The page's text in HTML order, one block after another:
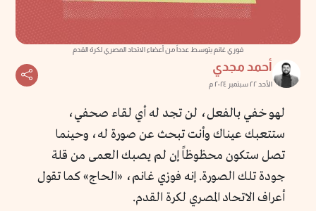
فوزي غانم يتوسط عدداً من أعضاء الاتحاد المصري لكرة القدم
أحمد مجدي
الأحد ٢٢ سبتمبر ٢٠٢٤ م
لهو خفي بالفعل، لن تجد له أي لقاء صحفي،
ستتعبك عيناك وأنت تبحث عن صورة له، وحينما
تصل ستكون محظوظاً إن لم يصبك العمى من قلة
جودة تلك الصورة. إنه فوزي غانم، «الحاج» كما تقول
أعراف الاتحاد المصري لكرة القدم.